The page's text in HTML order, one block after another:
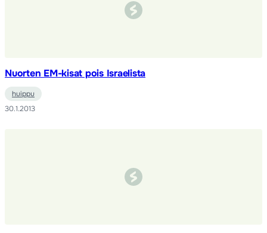
Nuorten EM-kisat pois Israelista
huippu
30.1.2013